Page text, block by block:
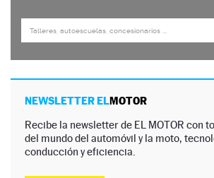
NEWSLETTER ELMOTOR
Recibe la newsletter de EL MOTOR con
del mundo del automóvil y la moto,
conducción y eficiencia.